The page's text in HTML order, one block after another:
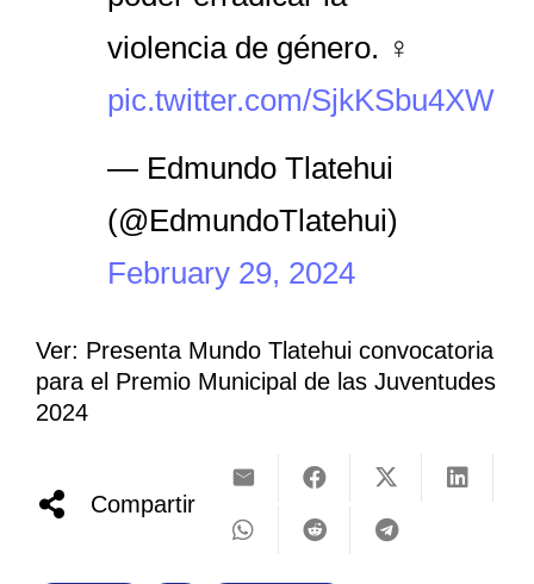
violencia de género. ♀️
pic.twitter.com/SjkKSbu4XW
— Edmundo Tlatehui
(@EdmundoTlatehui)
February 29, 2024
Ver: Presenta Mundo Tlatehui convocatoria
para el Premio Municipal de las Juventudes
2024
Compartir